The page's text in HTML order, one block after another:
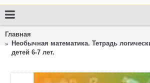
Главная
Необычная математика. Тетрадь
детей 6-7 лет.